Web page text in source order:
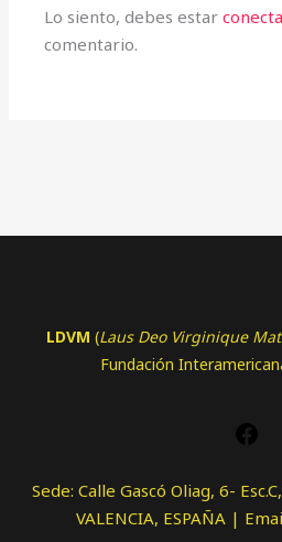
Lo siento, debes estar
comentario.
LDVM (Laus Deo Virginique
Fundación
Sede: Calle Gascó Oliag, 6-
VALENCIA, ESPAÑA |